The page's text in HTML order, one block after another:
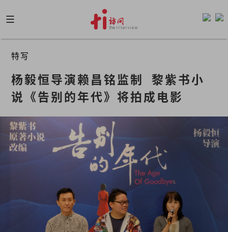
to
content
特写
杨毅恒导演赖昌铭监制  黎紫书小
说《告别的年代》将拍成电影